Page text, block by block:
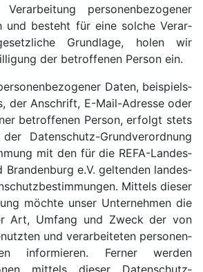
personen­bezogener
und besteht für eine solche Verar­
Grund­lage, holen wir
der betroffenen Person ein.
Daten, beispiels­
der Anschrift, E-Mail-Adresse oder
betroffenen Person, erfolgt stets
Daten­schutz-Grundverordnung
mit den für die REFA-Landes­
Branden­burg e.V. geltenden landes­
Mittels dieser
möchte unser Unter­nehmen die
Art, Umfang und Zweck der von
und verar­beiteten personen­
infor­mieren. Ferner werden
mittels dieser Daten­schutz­